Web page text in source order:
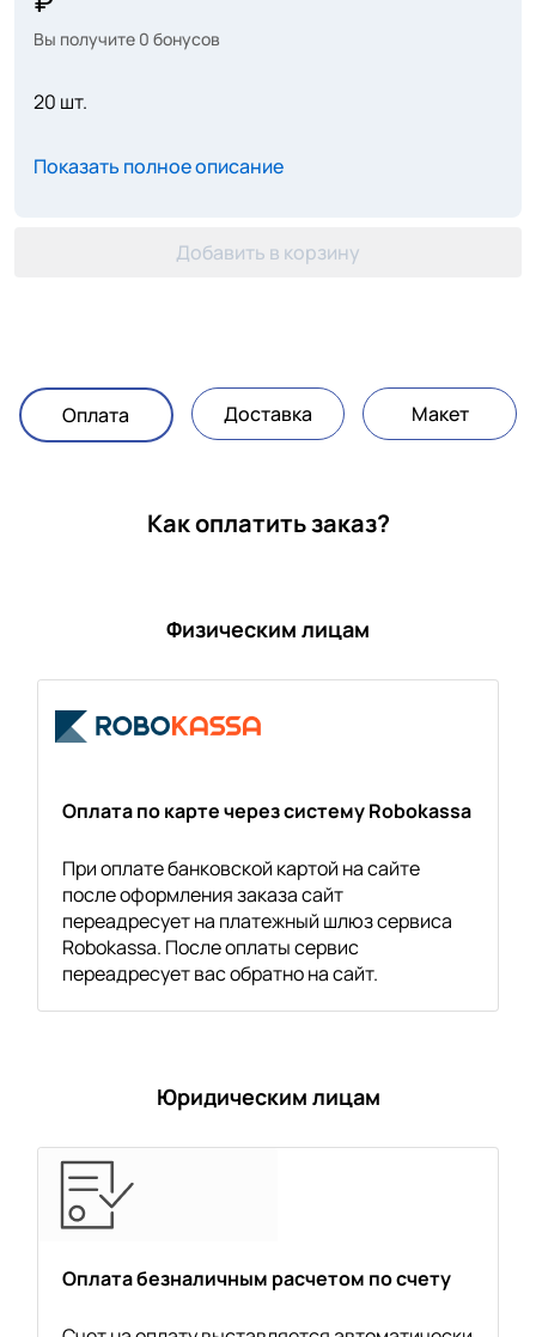
Вы получите 0 бонусов
20 шт.
Показать полное описание
Добавить в корзину
Оплата Доставка Макет
Как оплатить заказ?
Физическим лицам
Оплата по карте через систему Robokassa
При оплате банковской картой на сайте
после оформления заказа сайт
переадресует на платежный шлюз сервиса
Robokassa. После оплаты сервис
переадресует вас обратно на сайт.
Юридическим лицам
Оплата безналичным расчетом по счету